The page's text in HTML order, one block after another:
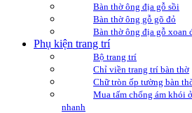
Bàn thờ ông địa gỗ sồi
Bàn thờ ông gỗ gõ đỏ
Bàn thờ ông địa gỗ xoan
Phụ kiện trang trí
Bộ trang trí
Chỉ viền trang trí bàn thờ
Chữ tròn ốp tường bàn
Mua tấm chống ám khói
nhanh